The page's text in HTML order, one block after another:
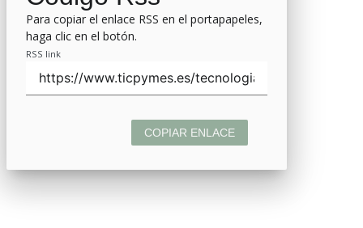
Para copiar el enlace RSS en el portapapeles,
haga clic en el botón.
RSS link
COPIAR ENLACE